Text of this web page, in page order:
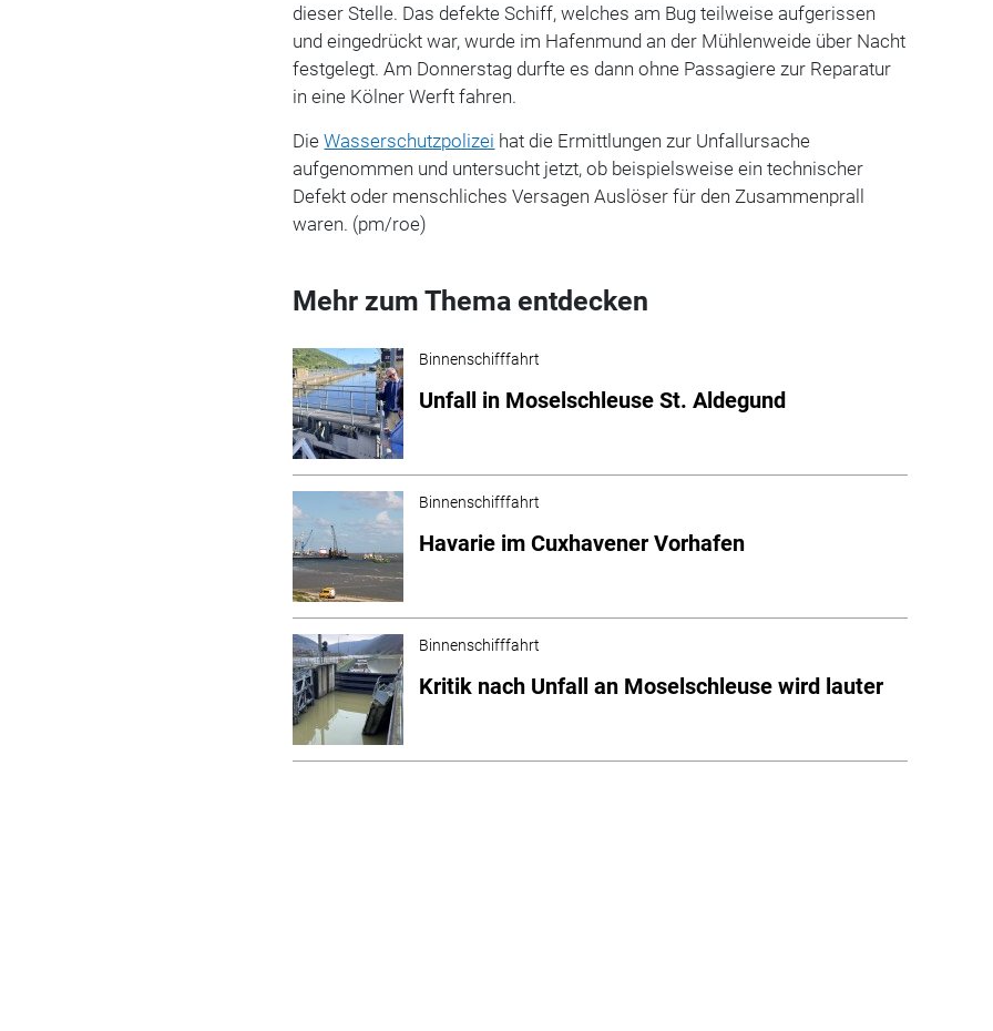
dieser Stelle. Das defekte Schiff, welches am Bug teilweise aufgerissen
und eingedrückt war, wurde im Hafenmund an der Mühlenweide über Nacht
festgelegt. Am Donnerstag durfte es dann ohne Passagiere zur Reparatur
in eine Kölner Werft fahren.
DieWasserschutzpolizei hat die Ermittlungen zur Unfallursache
aufgenommen und untersucht jetzt, ob beispielsweise ein technischer
Defekt oder menschliches Versagen Auslöser für den Zusammenprall
waren. (pm/roe)
Mehr zum Thema entdecken
Binnenschifffahrt
Unfall in Moselschleuse St. Aldegund
Binnenschifffahrt
Havarie im Cuxhavener Vorhafen
Binnenschifffahrt
Kritik nach Unfall an Moselschleuse wird lauter